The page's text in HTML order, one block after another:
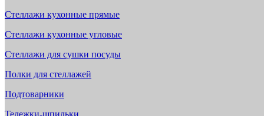
Стеллажи кухонные прямые
Стеллажи кухонные угловые
Стеллажи для сушки посуды
Полки для стеллажей
Подтоварники
Тележки-шпильки